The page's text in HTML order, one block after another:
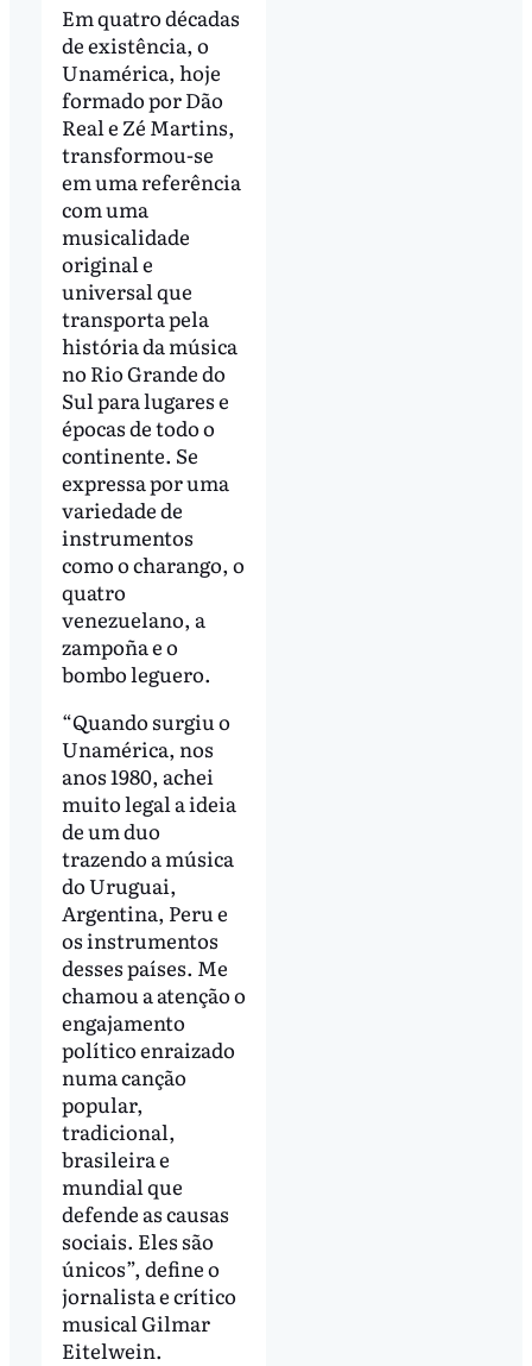
Em quatro décadas
de existência, o
Unamérica, hoje
formado por Dão
Real e Zé Martins,
transformou-se
em uma referência
com uma
musicalidade
original e
universal que
transporta pela
história da música
no Rio Grande do
Sul para lugares e
épocas de todo o
continente. Se
expressa por uma
variedade de
instrumentos
como o charango, o
quatro
venezuelano, a
zampoña e o
bombo leguero.
“Quando surgiu o
Unamérica, nos
anos 1980, achei
muito legal a ideia
de um duo
trazendo a música
do Uruguai,
Argentina, Peru e
os instrumentos
desses países. Me
chamou a atenção o
engajamento
político enraizado
numa canção
popular,
tradicional,
brasileira e
mundial que
defende as causas
sociais. Eles são
únicos”, define o
jornalista e crítico
musical Gilmar
Eitelwein.